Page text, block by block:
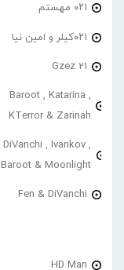
۰۲۱ مهستم
۰۲۱کیلر و امین نیا
21 Gzez
Baroot , Katarina ,
KTerror & Zarinah
DiVanchi , Ivankov ,
Baroot & Moonlight
Fen & DiVanchi
HD Man